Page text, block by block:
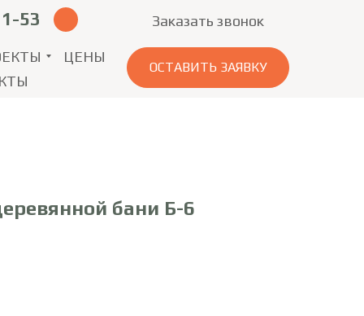
ОСТАВИТЬ ЗАЯВКУ
ЦЕНЫ
53 Заказать звонок
бани Б-6